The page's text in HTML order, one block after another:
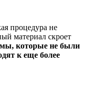
процедура не
материал скроет
которые не были
к еще более